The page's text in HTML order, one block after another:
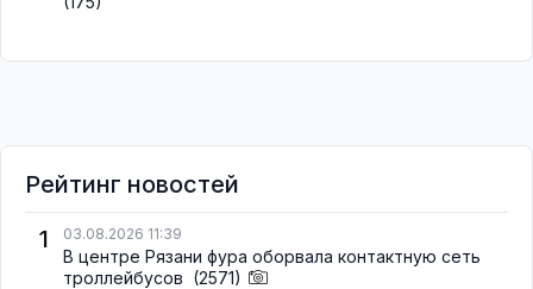
Рейтинг новостей
1
03.08.2026 11:39
В центре Рязани фура оборвала контактную сеть
троллейбусов (2571)